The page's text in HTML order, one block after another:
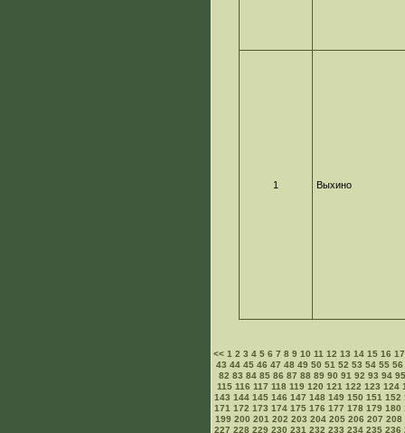
1 Выхино
<<1 2 3 4 5 6 7 8 9 10 11 12 13 14 15 16 17
43 44 45 46 47 48 49 50 51 52 53 54 55 56
82 83 84 85 86 87 88 89 90 91 92 93 94 95
115 116 117 118 119 120 121 122 123 124
143 144 145 146 147 148 149 150 151 152
171 172 173 174 175 176 177 178 179 180
199 200 201 202 203 204 205 206 207 208
227 228 229 230 231 232 233 234 235 236